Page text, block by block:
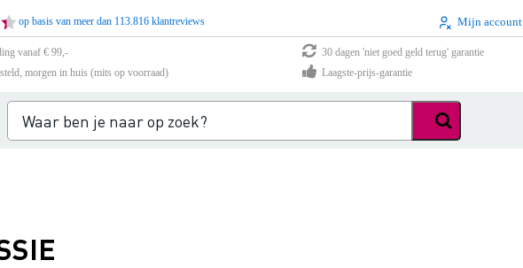
op basis van meer dan 113.816 klantreviews Mijn account
vanaf € 99,-
30 dagen 'niet goed geld terug' garantie
morgen in huis (mits op voorraad)
Laagste-prijs-garantie